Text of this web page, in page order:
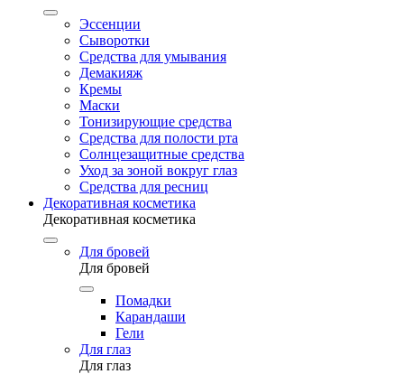
Эссенции
Сыворотки
Средства для умывания
Демакияж
Кремы
Маски
Тонизирующие средства
Средства для полости рта
Солнцезащитные средства
Уход за зоной вокруг глаз
Средства для ресниц
Декоративная косметика
Декоративная косметика
Для бровей
Для бровей
Помадки
Карандаши
Гели
Для глаз
Для глаз